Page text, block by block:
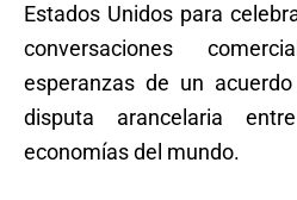
Estados Unidos para
conversaciones
esperanzas de un
disputa arancelaria
economías del mundo.